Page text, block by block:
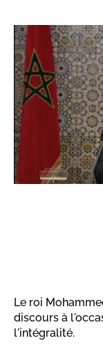
Le roi
discours à
l'intégralité.